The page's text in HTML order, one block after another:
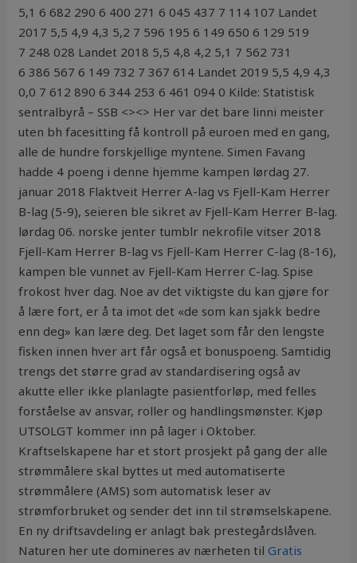
5,1 6 682 290 6 400 271 6 045 437 7 114 107 Landet
2017 5,5 4,9 4,3 5,2 7 596 195 6 149 650 6 129 519
7 248 028 Landet 2018 5,5 4,8 4,2 5,1 7 562 731
6 386 567 6 149 732 7 367 614 Landet 2019 5,5 4,9 4,3
0,0 7 612 890 6 344 253 6 461 094 0 Kilde: Statistisk
sentralbyrå – SSB <><> Her var det bare linni meister
uten bh facesitting få kontroll på euroen med en gang,
alle de hundre forskjellige myntene. Simen Favang
hadde 4 poeng i denne hjemme kampen lørdag 27.
januar 2018 Flaktveit Herrer A-lag vs Fjell-Kam Herrer
B-lag (5-9), seieren ble sikret av Fjell-Kam Herrer B-lag.
lørdag 06. norske jenter tumblr nekrofile vitser 2018
Fjell-Kam Herrer B-lag vs Fjell-Kam Herrer C-lag (8-16),
kampen ble vunnet av Fjell-Kam Herrer C-lag. Spise
frokost hver dag. Noe av det viktigste du kan gjøre for
å lære fort, er å ta imot det «de som kan sjakk bedre
enn deg» kan lære deg. Det laget som får den lengste
fisken innen hver art får også et bonuspoeng. Samtidig
trengs det større grad av standardisering også av
akutte eller ikke planlagte pasientforløp, med felles
forståelse av ansvar, roller og handlingsmønster. Kjøp
UTSOLGT kommer inn på lager i Oktober.
Kraftselskapene har et stort prosjekt på gang der alle
strømmålere skal byttes ut med automatiserte
strømmålere (AMS) som automatisk leser av
strømforbruket og sender det inn til strømselskapene.
En ny driftsavdeling er anlagt bak prestegårdslåven.
Naturen her ute domineres av nærheten tilGratis